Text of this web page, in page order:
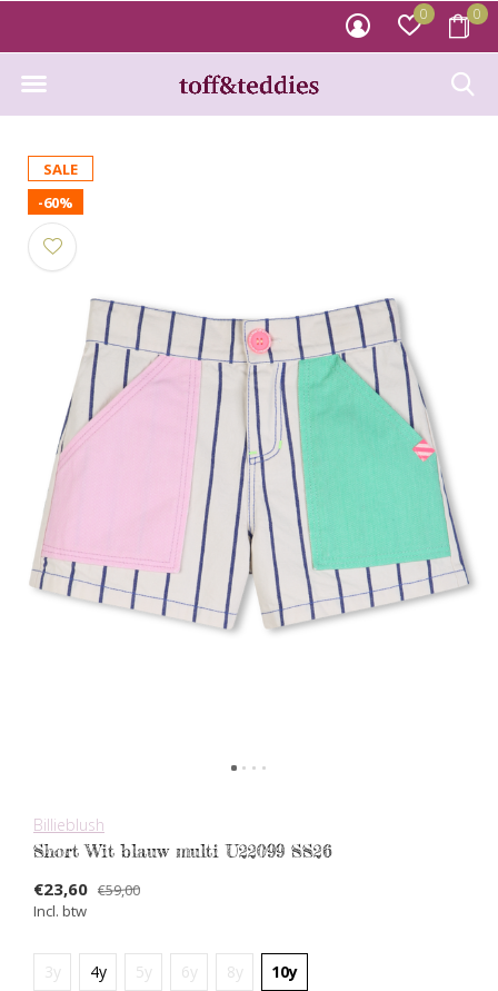
0 0
SALE
-60%
Billieblush
Short Wit blauw multi U22099 SS26
€23,60 €59,00
Incl. btw
3y 4y 5y 6y 8y 10y